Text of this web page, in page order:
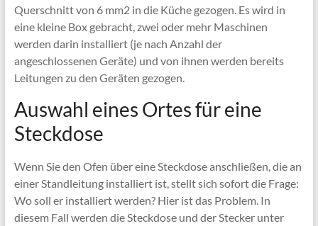
Querschnitt von 6 mm2 in die Küche gezogen. Es wird in
eine kleine Box gebracht, zwei oder mehr Maschinen
werden darin installiert (je nach Anzahl der
angeschlossenen Geräte) und von ihnen werden bereits
Leitungen zu den Geräten gezogen.
Auswahl eines Ortes für eine
Steckdose
Wenn Sie den Ofen über eine Steckdose anschließen, die an
einer Standleitung installiert ist, stellt sich sofort die Frage:
Wo soll er installiert werden? Hier ist das Problem. In
diesem Fall werden die Steckdose und der Stecker unter